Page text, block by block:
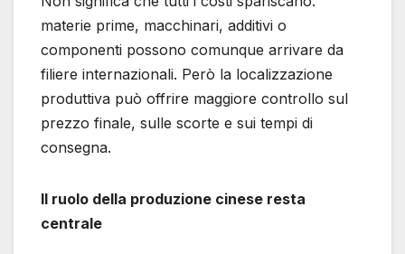
materie prime, macchinari, additivi o
componenti possono comunque arrivare da
filiere internazionali. Però la localizzazione
produttiva può offrire maggiore controllo sul
prezzo finale, sulle scorte e sui tempi di
consegna.
Il ruolo della produzione cinese resta
centrale